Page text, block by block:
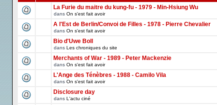
La Furie du maitre du kung-fu - 1979 - Min-Hsiung Wu
dans On s'est fait avoir
A l'Est de Berlin/Convoi de Filles - 1978 - Pierre Chevalier
dans On s'est fait avoir
Bio d'Uwe Boll
dans Les chroniques du site
Merchants of War - 1989 - Peter Mackenzie
dans On s'est fait avoir
L'Ange des Ténèbres - 1988 - Camilo Vila
dans On s'est fait avoir
Disclosure day
dans L'actu ciné